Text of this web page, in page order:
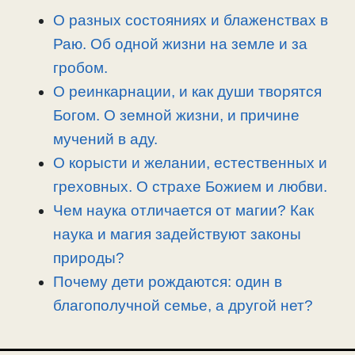
a
О разных состояниях и блаженствах в
Раю. Об одной жизни на земле и за
гробом.
О реинкарнации, и как души творятся
Богом. О земной жизни, и причине
мучений в аду.
О корысти и желании, естественных и
греховных. О страхе Божием и любви.
Чем наука отличается от магии? Как
наука и магия задействуют законы
природы?
Почему дети рождаются: один в
благополучной семье, а другой нет?